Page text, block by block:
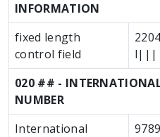
INFORMATION
fixed length
control field
l|||
020 ## -
NUMBER
International